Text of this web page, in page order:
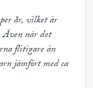
år, vilket är
Även när det
flitigare än
jämfört med ca